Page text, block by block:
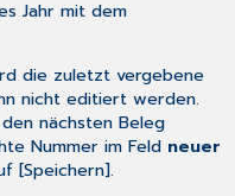
Jahr mit dem
die zuletzt vergebene
nicht editiert werden.
nächsten Beleg
Nummer im Feld neuer
[Speichern].